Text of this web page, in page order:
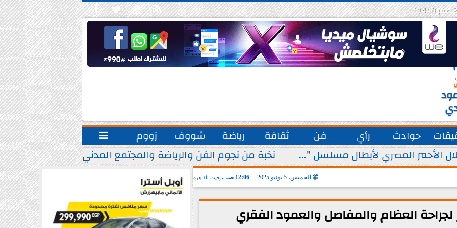
   

هـ
حوادث رأي فن ثقافة رياضة شووف زووم 
الأحمر المصري لأبطال مسلسل ”... نخبة من نجوم الفن والرياضة والمجتمع المدني.. يشاركون
الخميس، 5 يونيو 2025 12:06 صـ بتوقيت القاهرة
العظام والمفاصل والعمود الفقري